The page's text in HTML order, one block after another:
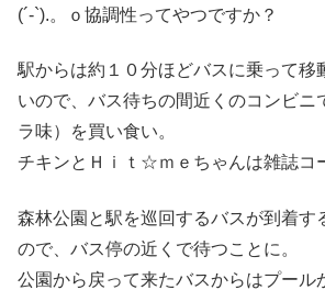
(´-`).。ｏ協調性ってやつですか？
駅からは約１０分ほどバスに乗って移
いので、バス待ちの間近くのコンビニ
ラ味）を買い食い。
チキンとＨｉｔ☆ｍｅちゃんは雑誌コ
森林公園と駅を巡回するバスが到着す
ので、バス停の近くで待つことに。
公園から戻って来たバスからはプール